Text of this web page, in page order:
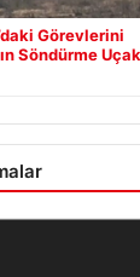
Görevlerini
Söndürme